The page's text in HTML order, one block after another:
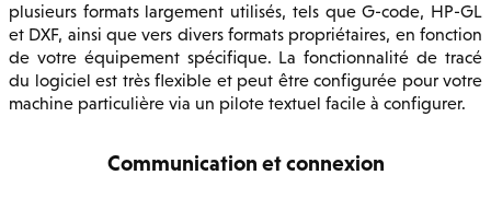
plusieurs formats largement utilisés, tels que G-code, HP-GL
et DXF, ainsi que vers divers formats propriétaires, en fonction
de votre équipement spécifique. La fonctionnalité de tracé
du logiciel est très flexible et peut être configurée pour votre
machine particulière via un pilote textuel facile à configurer.
Communication et connexion